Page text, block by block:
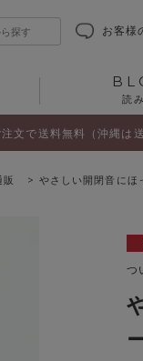
お客様
読
文で送料無料（沖縄は送
やさしい開閉音に
つ